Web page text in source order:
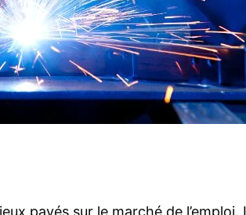
payés sur le marché de